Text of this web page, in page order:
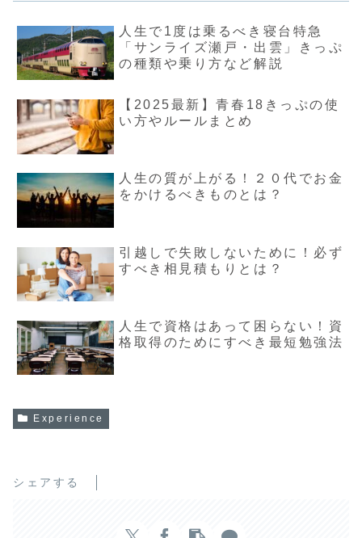
人生で1度は乗るべき寝台特急
「サンライズ瀬戸・出雲」きっぷ
の種類や乗り方など解説
【2025最新】青春18きっぷの使
い方やルールまとめ
人生の質が上がる！２０代でお金
をかけるべきものとは？
引越しで失敗しないために！必ず
すべき相見積もりとは？
人生で資格はあって困らない！資
格取得のためにすべき最短勉強法
Experience
シェアする